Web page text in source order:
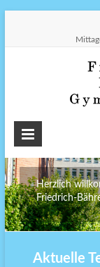
Herzlich
Friedrich-
Aktuelle